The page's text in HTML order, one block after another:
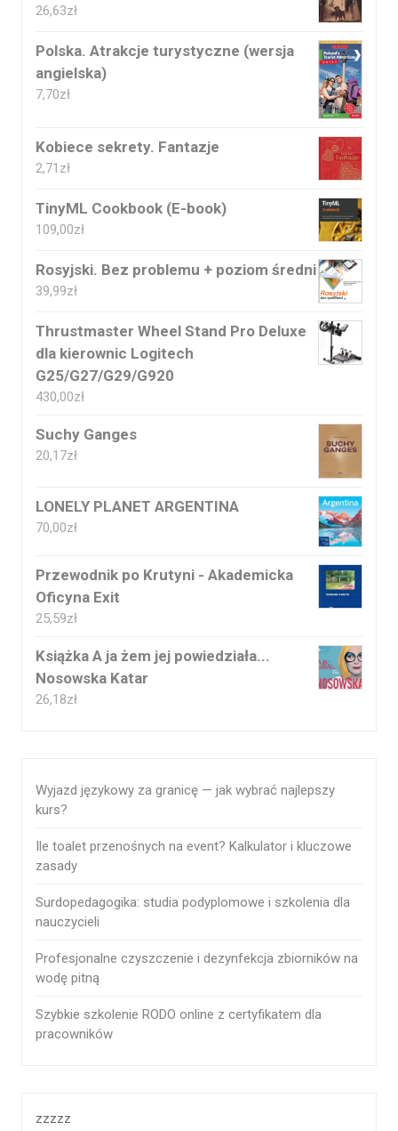
26,63zł
Polska. Atrakcje turystyczne (wersja
angielska)
7,70zł
Kobiece sekrety. Fantazje
2,71 zł
TinyML Cookbook (E-book)
109,00zł
Rosyjski. Bez problemu + poziom średni
39,99zł
Thrustmaster Wheel Stand Pro Deluxe
dla kierownic Logitech
G25/G27/G29/G920
430,00zł
Suchy Ganges
20,17zł
LONELY PLANET ARGENTINA
70,00zł
Przewodnik po Krutyni - Akademicka
Oficyna Exit
25,59zł
Książka A ja żem jej powiedziała...
Nosowska Katar
26,18zł
Wyjazd językowy za granicę — jak wybrać najlepszy
kurs?
Ile toalet przenośnych na event? Kalkulator i kluczowe
zasady
Surdopedagogika: studia podyplomowe i szkolenia dla
nauczycieli
Profesjonalne czyszczenie i dezynfekcja zbiorników na
wodę pitną
Szybkie szkolenie RODO online z certyfikatem dla
pracowników
zzzzz